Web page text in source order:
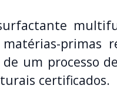
primas
um processo
certificados.